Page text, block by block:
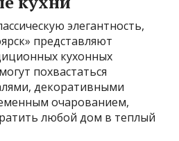
элегантность,
представляют
кухонных
похвастаться
декоративными
очарованием,
любой дом в теплый